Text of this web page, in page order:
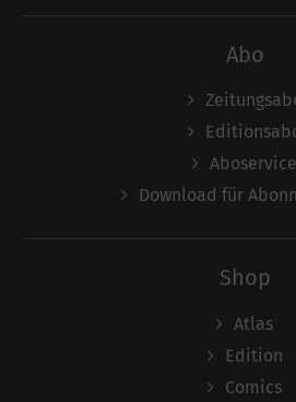
Abo
Aboservice
Download für
Shop
Atlas
Edition
Comics